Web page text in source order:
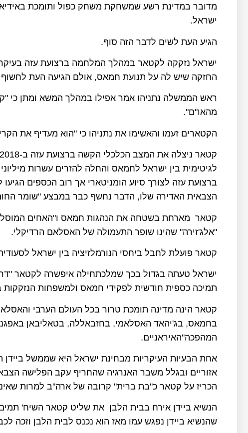
מדובר במדינת רשע שמשחקת משחק כפול ותומכת
ישראל.
הגיע העת לשים לדבר הזה סוף.
ישראל נזקקה לקטאר במהלך המלחמה ברצועת עזה
החזקה שיש לה על תנועת חמאס, אולם הגיעה העת
ראש הממשלה נתניהו אמר אפילו במהלך המשא ומתן כי
מהאו"ם".
הקטארים זעמו והאשימו את נתניהו כי "הוא מעדיף את
לגיטימית בין ישראל לחמאס והחלה להזרים עשרות
ברצועת עזה לצורך סיוע הומניטארי אך רוב הכספים
הצבאית האדירה שלו, הדבר נחשף כבר במבצע "שומר החומות"
קטאר מארחת בשטחה את הנהגות חמאס ו"האחים
"אלג'זירה" שהינו שופר התעמולה של האסלאם הרדיקלי.
קטאר פועלת לחבל ביחסי הנורמלזיציה בין ישראל
ישראל טעתה בגדול בכך שמלכתחילה איפשרה לקטאר
תמיכה כספית חודשית לפקידי חמאס ולמשפחות הנזקקות
קטאר הינה מדינה תומכת טרור בכל העולם הערבי
בחמאס, בג'יהאד האסלאמי, בחזבאללה, בטאליבאן
המהפכה"האיראניים.
אחת הבעיות העיקריות מבחינת ישראל היא שממשל
אזוריים ובגלל משבר האנרגיה שהחריף עקב הפלישה
הכריז על קטאר כ"בת ברית" קרובה של ארה"ב למרות
הנשיא ביידן אירח בבית הלבן את שליט קטאר השיח'
שהנשיא ביידן נפגש עמו מאז הוא נכנס לבית הלבן וזכה